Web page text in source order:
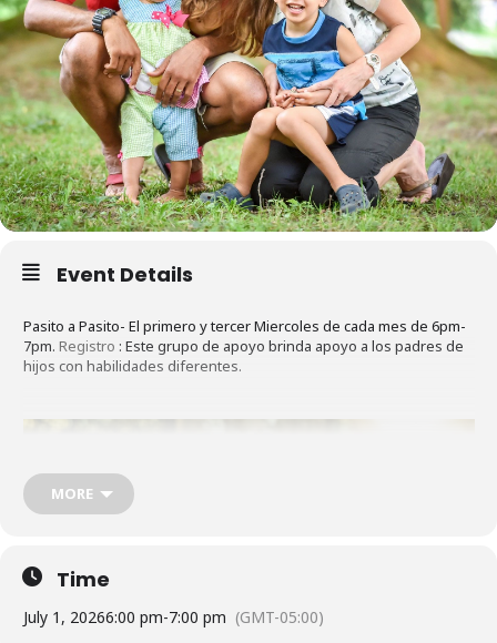
Event Details
Pasito a Pasito- El primero y tercer Miercoles de cada mes de 6pm-
7pm. Registro : Este grupo de apoyo brinda apoyo a los padres de
hijos con habilidades diferentes.
MORE
Time
July 1, 20266:00 pm-7:00 pm (GMT-05:00)